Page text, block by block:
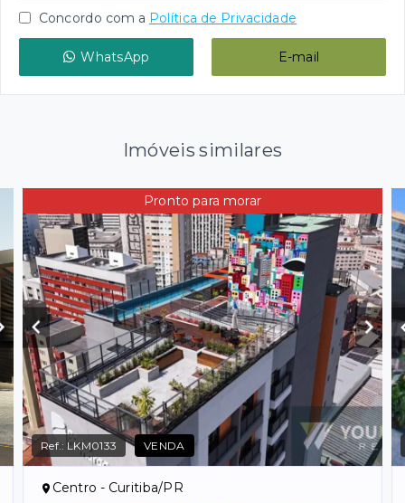
Concordo com a Política de Privacidade
WhatsApp E-mail
Imóveis similares
Pronto para morar
Ref.: LKM0133 VENDA
Centro - Curitiba/PR